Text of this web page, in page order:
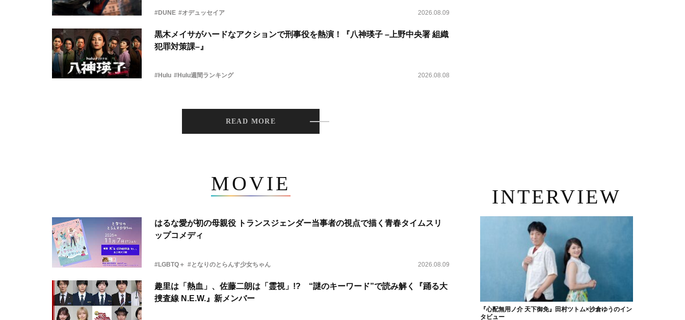
#DUNE #オデュッセイア 2026.08.09
黒木メイサがハードなアクションで刑事役を熱演！『八神瑛子 –上野中央署 組織
犯罪対策課–』
#Hulu #Hulu週間ランキング 2026.08.08
READ MORE
MOVIE
はるな愛が初の母親役 トランスジェンダー当事者の視点で描く青春タイムスリ
ップコメディ
#LGBTQ＋ #となりのとらんす少女ちゃん 2026.08.09
趣里は「熱血」、佐藤二朗は「霊視」!? “謎のキーワード”で読み解く『踊る大
捜査線 N.E.W.』新メンバー
INTERVIEW
『心配無用ノ介 天下御免』田村ツトム×沙倉ゆうのイン
タビュー